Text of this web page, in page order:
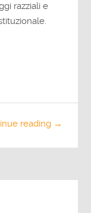
razziali e
reading →